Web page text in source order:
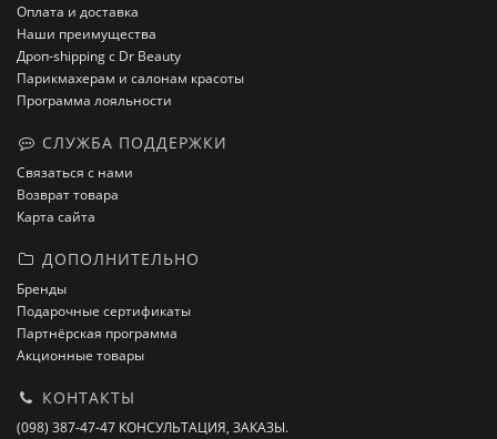
Оплата и доставка
Наши преимущества
Дроп-shipping с Dr Beauty
Парикмахерам и салонам красоты
Программа лояльности
СЛУЖБА ПОДДЕРЖКИ
Связаться с нами
Возврат товара
Карта сайта
ДОПОЛНИТЕЛЬНО
Бренды
Подарочные сертификаты
Партнёрская программа
Акционные товары
КОНТАКТЫ
(098) 387-47-47 КОНСУЛЬТАЦИЯ, ЗАКАЗЫ.